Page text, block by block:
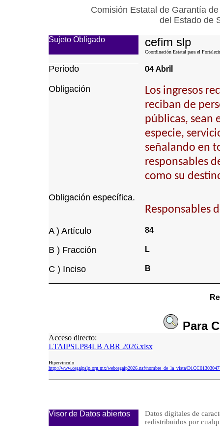
Comisión Estatal de Garantía
del Estado de
Sujeto Obligado cefim slp
Coordinación Estatal para el
Periodo 04 Abril
Obligación
Los ingresos
reciban de
públicas, sean
especie,
señalando en
responsables
como su
Obligación específica.
Responsables
A ) Artículo 84
B ) Fracción L
C ) Inciso B
Para
Acceso directo:
LTAIPSLP84LB ABR 2026.xlsx
Hipervinculo
http://www.cegaipslp.org.mx/webcegaip2026.nsf/nombre_de_la_vista/
Visor de Datos abiertos
Datos digitales de
redistribuidos por